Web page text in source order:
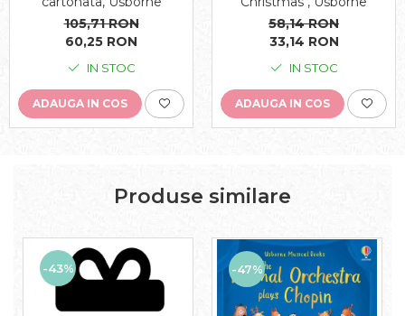
105,71 RON
60,25 RON
IN STOC
ADAUGA IN COS
58,14 RON
33,14 RON
IN STOC
ADAUGA IN COS
Produse similare
-43% -47%